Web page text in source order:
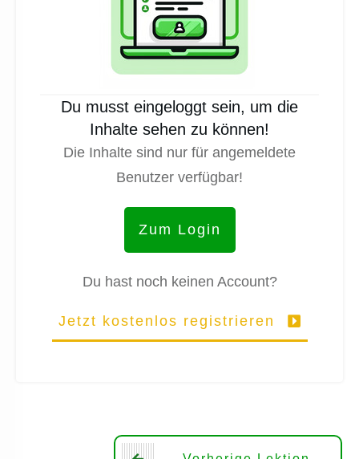
Du musst eingeloggt sein, um die
Inhalte sehen zu können!
Die Inhalte sind nur für angemeldete
Benutzer verfügbar!
Zum Login
Du hast noch keinen Account?
Jetzt kostenlos registrieren